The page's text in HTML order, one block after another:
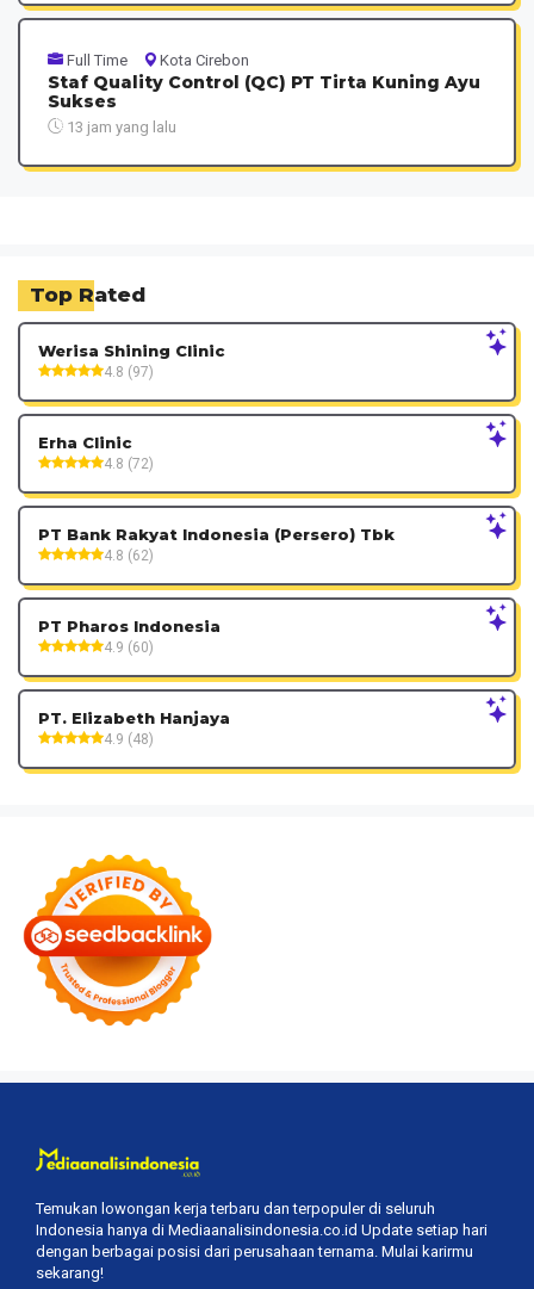
Full Time Kota Cirebon
Staf Quality Control (QC) PT Tirta Kuning Ayu
Sukses
13 jam yang lalu
Top Rated
Werisa Shining Clinic
4.8 (97)
Erha Clinic
4.8 (72)
PT Bank Rakyat Indonesia (Persero) Tbk
4.8 (62)
PT Pharos Indonesia
4.9 (60)
PT. Elizabeth Hanjaya
4.9 (48)
Temukan lowongan kerja terbaru dan terpopuler di seluruh
Indonesia hanya di Mediaanalisindonesia.co.id Update setiap hari
dengan berbagai posisi dari perusahaan ternama. Mulai karirmu
sekarang!